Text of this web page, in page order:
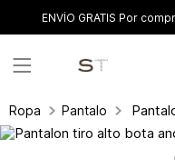
ENVÍO GRATIS Por
Ropa Pantalones y